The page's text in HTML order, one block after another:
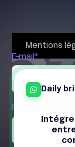
Mentions
E-mail*
Entreprise
Daily